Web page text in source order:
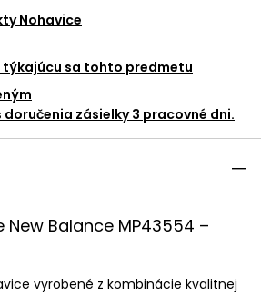
Nohavice
týkajúcu sa tohto predmetu
zásielky 3 pracovné dni.
New Balance MP43554 –
vyrobené z kombinácie kvalitnej